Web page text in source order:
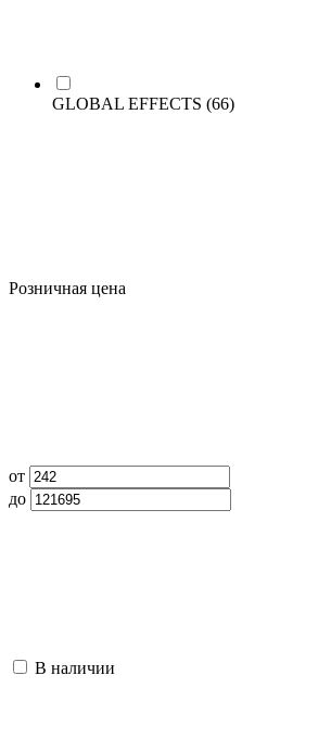
GLOBAL EFFECTS (66)
Розничная цена
от
до
В наличии